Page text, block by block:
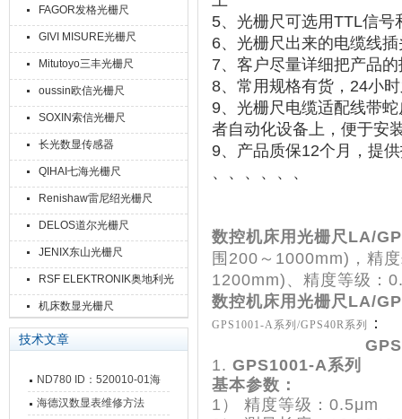
FAGOR发格光栅尺
GIVI MISURE光栅尺
Mitutoyo三丰光栅尺
oussin欧信光栅尺
SOXIN索信光栅尺
长光数显传感器
QIHAI七海光栅尺
Renishaw雷尼绍光栅尺
DELOS道尔光栅尺
JENIX东山光栅尺
RSF ELEKTRONIK奥地利光
栅尺
机床数显光栅尺
技术文章
ND780 ID：520010-01海
德汉数显表故障维修内容
海德汉数显表维修方法
5、 光栅尺可选用TTL信号
6、光栅尺出来的电缆线
7、客户尽量详细把产品
8、常用规格有货， 24小
9、光栅尺电缆适配线带
者自动化设备上，便于安
9、产品质保12个月，提
、、、、、、
数控机床用光栅尺LA/
围200～1000mm)，精
1200mm)、精度等级：
数控机床用光栅尺LA/
GPS1001-A系列/GPS40R系列
：
G
1. GPS1001-A系列
基本参数：
1） 精度等级： 0.5μm